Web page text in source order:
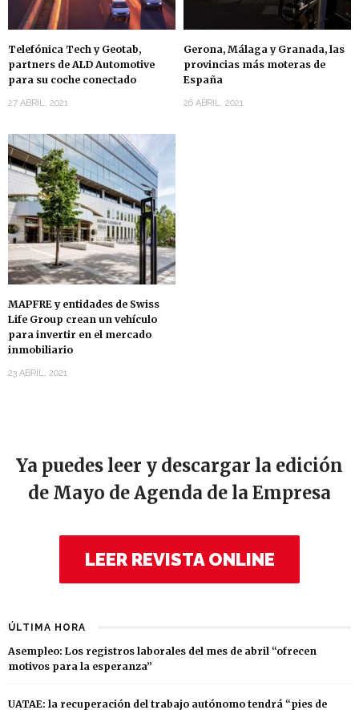
Telefónica Tech y Geotab,
partners de ALD Automotive
para su coche conectado
27 ABRIL, 2021
Gerona, Málaga y Granada, las
provincias más moteras de
España
26 ABRIL, 2021
MAPFRE y entidades de Swiss
Life Group crean un vehículo
para invertir en el mercado
inmobiliario
23 ABRIL, 2021
Ya puedes leer y descargar la edición
de Mayo de Agenda de la Empresa
LEER REVISTA ONLINE
ÚLTIMA HORA
Asempleo: Los registros laborales del mes de abril “ofrecen
motivos para la esperanza”
UATAE: la recuperación del trabajo autónomo tendrá “pies de